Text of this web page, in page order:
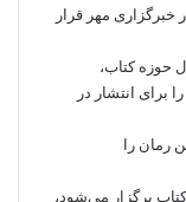
خبرگزاری مهر قرار
حوزه کتاب،
برای انتشار در
رمان را
برگزار می‌شود،